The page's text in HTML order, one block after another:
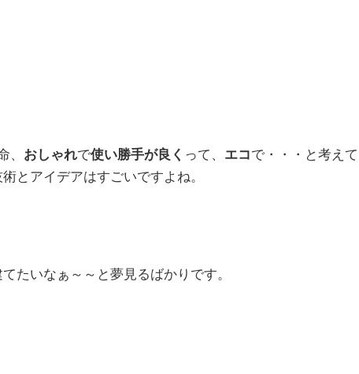
、 おしゃれで使い勝手が良く って、 エコで・・・と考えて
とアイデアはすごいですよね。
たいなぁ～～と夢見るばかりです。